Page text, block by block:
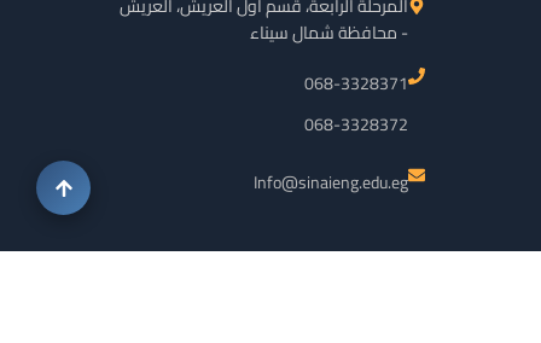
المرحلة الرابعة، قسم أول العريش، العريش
- محافظة شمال سيناء
068-3328371
068-3328372
Info@sinaieng.edu.eg